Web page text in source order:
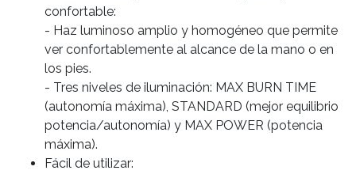
confortable:
- Haz luminoso amplio y homogéneo que permite
ver confortablemente al alcance de la mano o en
los pies.
- Tres niveles de iluminación: MAX BURN TIME
(autonomía máxima), STANDARD (mejor equilibrio
potencia/autonomía) y MAX POWER (potencia
máxima).
Fácil de utilizar: